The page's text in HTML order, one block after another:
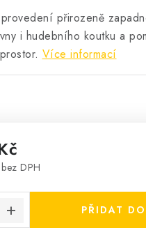
přirozeně
i hudebního koutku a
Více informací
DPH
PŘIDAT